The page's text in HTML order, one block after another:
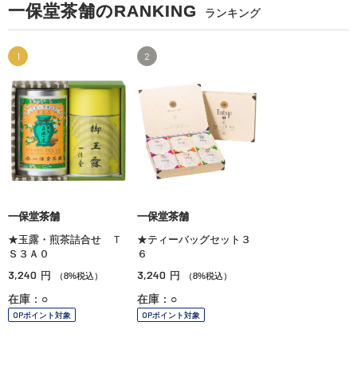
一保堂茶舗のRANKING ランキング
1
一保堂茶舗
★玉露・煎茶詰合せ Ｔ
Ｓ３Ａ０
3,240 円 （8%税込）
在庫：○
OPポイント対象
2
一保堂茶舗
★ティーバッグセット３
６
3,240 円 （8%税込）
在庫：○
OPポイント対象